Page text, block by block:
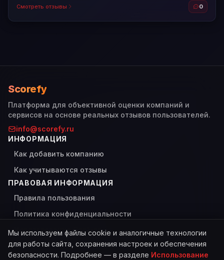
Смотреть отзывы 0
Scorefy
Платформа для объективной оценки компаний и
сервисов на основе реальных отзывов пользователей.
info@scorefy.ru
ИНФОРМАЦИЯ
Как добавить компанию
Как учитываются отзывы
ПРАВОВАЯ ИНФОРМАЦИЯ
Правила пользования
Политика конфиденциальности
Использование Cookies
Мы используем файлы cookie и аналогичные технологии
для работы сайта, сохранения настроек и обеспечения
безопасности. Подробнее — в разделе Использование